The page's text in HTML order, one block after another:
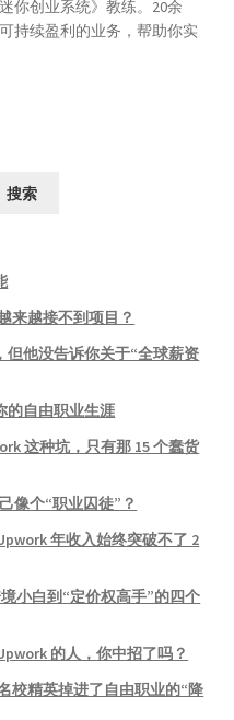
你创业系统》教练。20余
持续盈利的业务，帮助你实
搜索
来越接不到项目？
但他没告诉你关于“全球薪资
的自由职业生涯
这种坑，只有那 15 个蠢货
像个“职业囚徒”？
年收入始终突破不了 2
小白到“定价权高手”的四个
的人，你中招了吗？
校精英掉进了自由职业的“降